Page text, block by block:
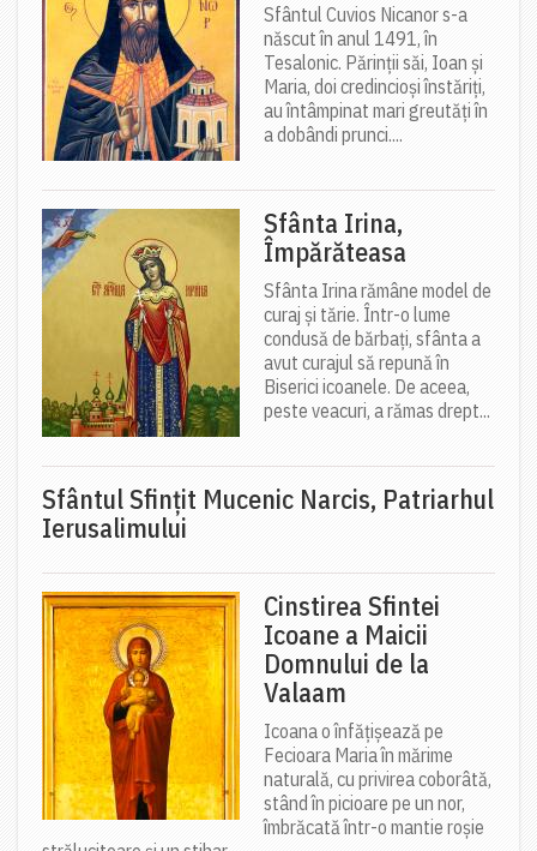
Sfântul Cuvios Nicanor s-a
născut în anul 1491, în
Tesalonic. Părinții săi, Ioan și
Maria, doi credincioși înstăriți,
au întâmpinat mari greutăți în
a dobândi prunci....
Sfânta Irina,
Împărăteasa
Sfânta Irina rămâne model de
curaj și tărie. Într-o lume
condusă de bărbați, sfânta a
avut curajul să repună în
Biserici icoanele. De aceea,
peste veacuri, a rămas drept...
Sfântul Sfinţit Mucenic Narcis, Patriarhul
Ierusalimului
Cinstirea Sfintei
Icoane a Maicii
Domnului de la
Valaam
Icoana o înfățișează pe
Fecioara Maria în mărime
naturală, cu privirea coborâtă,
stând în picioare pe un nor,
îmbrăcată într-o mantie roșie